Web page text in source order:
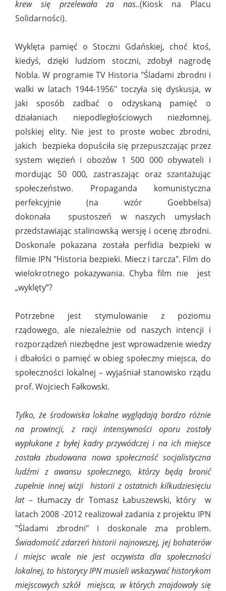
krew się przelewała za nas..(Kiosk na Placu
Solidarności).
Wyklęta pamięć o Stoczni Gdańskiej, choć ktoś,
kiedyś, dzięki ludziom stoczni, zdobył nagrodę
Nobla. W programie TV Historia "Śladami zbrodni i
walki w latach 1944-1956" toczyła się dyskusja, w
jaki sposób zadbać o odzyskaną pamięć o
działaniach niepodległościowych niezłomnej,
polskiej elity. Nie jest to proste wobec zbrodni,
jakich bezpieka dopuściła się przepuszczając przez
system więzień i obozów 1 500 000 obywateli i
mordując 50 000, zastraszając oraz szantażując
społeczeństwo. Propaganda komunistyczna
perfekcyjnie (na wzór Goebbelsa)
dokonała spustoszeń w naszych umysłach
przedstawiając stalinowską wersję i ocenę zbrodni.
Doskonale pokazana została perfidia bezpieki w
filmie IPN "Historia bezpieki. Miecz i tarcza". Film do
wielokrotnego pokazywania. Chyba film nie jest
„wyklęty”?
Potrzebne jest stymulowanie z poziomu
rządowego, ale niezależnie od naszych intencji i
rozporządzeń niezbędne jest wprowadzenie wiedzy
i dbałości o pamięć w obieg społeczny miejsca, do
społeczności lokalnej – wyjaśniał stanowisko rządu
prof. Wojciech Fałkowski.
Tylko, że środowiska lokalne wyglądają bardzo różnie
na prowincji, z racji intensywności oporu zostały
wypłukane z byłej kadry przywódczej i na ich miejsce
została zbudowana nowa społeczność socjalistyczna
ludźmi z awansu społecznego, którzy będą bronić
zupełnie innej wizji historii z ostatnich kilkudziesięciu
lat– tłumaczy dr Tomasz Łabuszewski, który w
latach 2008 -2012 realizował zadania z projektu IPN
"Śladami zbrodni" i doskonale zna problem.
Świadomość zdarzeń historii najnowszej, jej bohaterów
i miejsc wcale nie jest oczywista dla społeczności
lokalnej, to historycy IPN musieli wskazywać historykom
miejscowych szkół miejsca, w których znajdowały się